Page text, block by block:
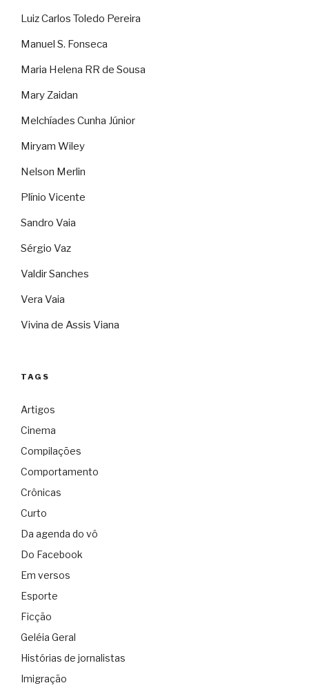
Luiz Carlos Toledo Pereira
Manuel S. Fonseca
Maria Helena RR de Sousa
Mary Zaidan
Melchíades Cunha Júnior
Miryam Wiley
Nelson Merlin
Plínio Vicente
Sandro Vaia
Sérgio Vaz
Valdir Sanches
Vera Vaia
Vivina de Assis Viana
TAGS
Artigos
Cinema
Compilações
Comportamento
Crônicas
Curto
Da agenda do vô
Do Facebook
Em versos
Esporte
Ficção
Geléia Geral
Histórias de jornalistas
Imigração